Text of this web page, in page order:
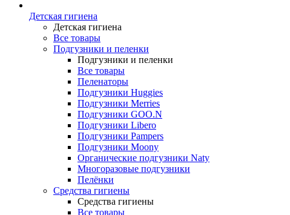
Детская гигиена
Детская гигиена
Все товары
Подгузники и пеленки
Подгузники и пеленки
Все товары
Пеленаторы
Подгузники Huggies
Подгузники Merries
Подгузники GOO.N
Подгузники Libero
Подгузники Pampers
Подгузники Moony
Органические подгузники Naty
Многоразовые подгузники
Пелёнки
Средства гигиены
Средства гигиены
Все товары